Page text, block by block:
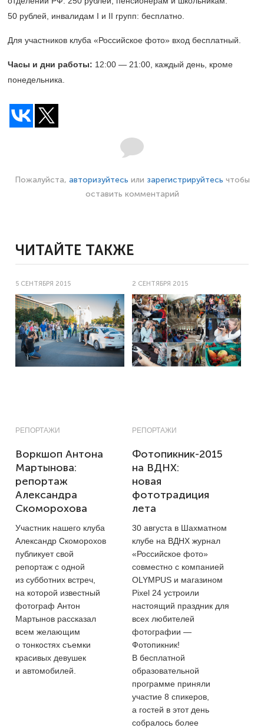
50 рублей, инвалидам I и II групп: бесплатно.
Для участников клуба «Российское фото» вход бесплатный.
Часы и дни работы: 12:00 — 21:00, каждый день, кроме
понедельника.
Пожалуйста, авторизуйтесь или зарегистрируйтесь чтобы
оставить комментарий
ЧИТАЙТЕ ТАКЖЕ
5 СЕНТЯБРЯ 2015
РЕПОРТАЖИ
Воркшоп Антона
Мартынова:
репортаж
Александра
Скоморохова
Участник нашего клуба
Александр Скоморохов
публикует свой
репортаж с одной
из субботних встреч,
на которой известный
фотограф Антон
Мартынов рассказал
всем желающим
о тонкостях съемки
красивых девушек
и автомобилей.
2 СЕНТЯБРЯ 2015
РЕПОРТАЖИ
Фотопикник-2015
на ВДНХ:
новая
фототрадиция
лета
30 августа в Шахматном
клубе на ВДНХ журнал
«Российское фото»
совместно с компанией
OLYMPUS и магазином
Pixel 24 устроили
настоящий праздник для
всех любителей
фотографии —
Фотопикник!
В бесплатной
образовательной
программе приняли
участие 8 спикеров,
а гостей в этот день
собралось более